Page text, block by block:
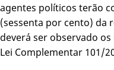
agentes políticos terão
(sessenta por cento) da
deverá ser observado
Lei Complementar 101/